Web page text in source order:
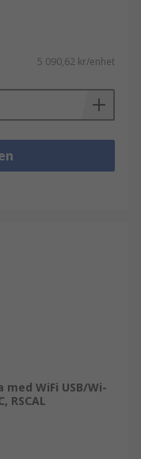
5 090,62 kr/enhet
med WiFi USB/Wi-
RSCAL